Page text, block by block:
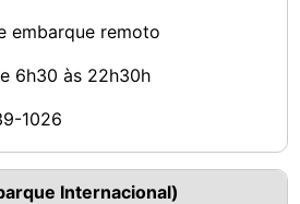
embarque remoto
6h30 às 22h30h
1026
Internacional)